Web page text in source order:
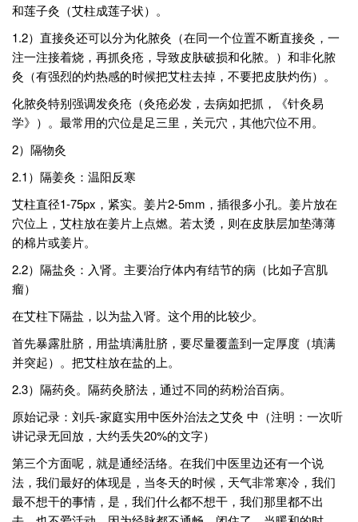
和莲子灸（艾柱成莲子状）。
1.2）直接灸还可以分为化脓灸（在同一个位置不断直接灸，一
注一注接着烧，再抓灸疮，导致皮肤破损和化脓。）和非化脓
灸（有强烈的灼热感的时候把艾柱去掉，不要把皮肤灼伤）。
化脓灸特别强调发灸疮（灸疮必发，去病如把抓，《针灸易
学》）。最常用的穴位是足三里，关元穴，其他穴位不用。
2）隔物灸
2.1）隔姜灸：温阳反寒
艾柱直径1-75px，紧实。姜片2-5mm，插很多小孔。姜片放在
穴位上，艾柱放在姜片上点燃。若太烫，则在皮肤层加垫薄薄
的棉片或姜片。
2.2）隔盐灸：入肾。主要治疗体内有结节的病（比如子宫肌
瘤）
在艾柱下隔盐，以为盐入肾。这个用的比较少。
首先暴露肚脐，用盐填满肚脐，要尽量覆盖到一定厚度（填满
并突起）。把艾柱放在盐的上。
2.3）隔药灸。隔药灸脐法，通过不同的药粉治百病。
原始记录：刘兵-家庭实用中医外治法之艾灸 中（注明：一次听
讲记录无回放，大约丢失20%的文字）
第三个方面呢，就是通经活络。在我们中医里边还有一个说
法，我们最好的体现是，当冬天的时候，天气非常寒冷，我们
最不想干的事情，是，我们什么都不想干，我们那里都不出